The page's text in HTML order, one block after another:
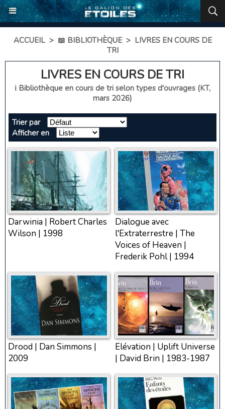
ACCUEIL > 📖 BIBLIOTHÈQUE > LIVRES EN COURS DE
TRI
LIVRES EN COURS DE TRI
ℹ️ Bibliothèque en cours de tri selon types d'ouvrages (KT,
mars 2026)
Trier par
Afficher en
Darwinia | Robert Charles
Wilson | 1998
Dialogue avec
l'Extraterrestre | The
Voices of Heaven |
Frederik Pohl | 1994
Drood | Dan Simmons |
2009
Elévation | Uplift Universe
| David Brin | 1983-1987